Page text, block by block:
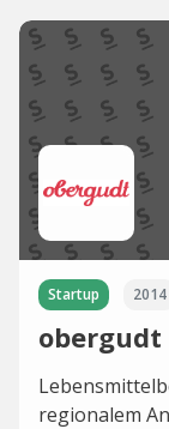
Startup 2014
obergudt
regionalem